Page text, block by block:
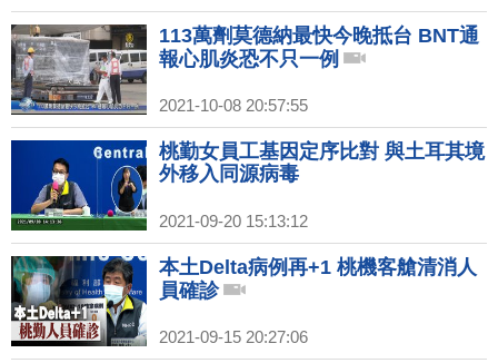
113萬劑莫德納最快今晚抵台 BNT通
報心肌炎恐不只一例
2021-10-08 20:57:55
桃勤女員工基因定序比對 與土耳其境
外移入同源病毒
2021-09-20 15:13:12
本土Delta病例再+1 桃機客艙清消人
員確診
2021-09-15 20:27:06